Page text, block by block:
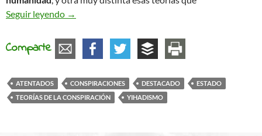
Seguir leyendo Conspiraciones
→
Comparte
ATENTADOS CONSPIRACIONES DESTACADO
ESTADO
TEORÍAS DE LA CONSPIRACIÓN
YIHADISMO